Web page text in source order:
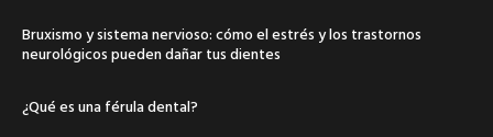
Bruxismo y sistema nervioso: cómo el estrés y los trastornos
neurológicos pueden dañar tus dientes
¿Qué es una férula dental?